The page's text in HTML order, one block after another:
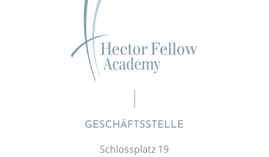
GESCHÄFTSSTELLE
Schlossplatz 19